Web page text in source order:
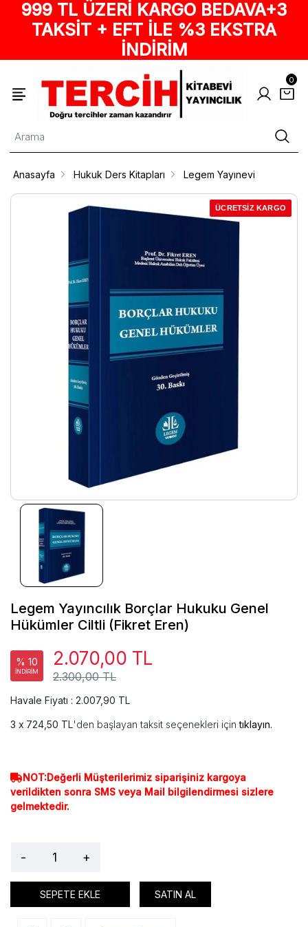
999 TL ÜZERİ KARGO BEDAVA+3
TAKSİT + EFT İLE %3 EKSTRA
İNDİRİM
0
Anasayfa Hukuk Ders Kitapları Legem Yayınevi
ÜCRETSİZ KARGO
Legem Yayıncılık Borçlar Hukuku Genel
Hükümler Ciltli (Fikret Eren)
% 10
İNDİRİM 2.300,00 TL
2.070,00 TL
Havale Fiyatı : 2.007,90 TL
724,50 TL'den başlayan taksit seçenekleri içintıklayın.
NOT:Değerli Müşterilerimiz siparişiniz kargoya
verildikten sonra SMS veya Mail bilgilendirmesi sizlere
gelmektedir.
- +
SEPETE EKLE SATIN AL